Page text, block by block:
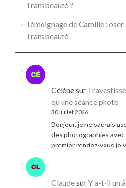
Transbeauté ?
Témoignage de Camille :
Transbeauté
Célènesur
qu’une séance photo
30 juillet 2026
Bonjour, je ne saurais
des photographies avec
premier rendez-vous je
ClaudesurY a-t-il un